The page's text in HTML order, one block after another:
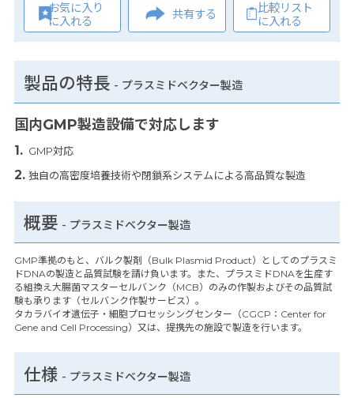
お気に入り
に入れる
共有する
比較リスト
に入れる
製品の特長 - プラスミドベクター製造
国内GMP製造設備で対応します
GMP対応
独自の高密度培養技術や閉鎖系システムによる高品質な製造
概要 - プラスミドベクター製造
GMP準拠のもと、バルク製剤（Bulk Plasmid Product）としてのプラスミ
ドDNAの製造と品質試験を請け負います。また、プラスミドDNAを生産す
る組換え大腸菌マスターセルバンク（MCB）のみの作製およびその品質試
験も承ります（セルバンク作製サービス）。
タカラバイオ遺伝子・細胞プロセッシングセンター（CGCP：Center for
Gene and Cell Processing）又は、提携先の施設で製造を行います。
仕様 - プラスミドベクター製造